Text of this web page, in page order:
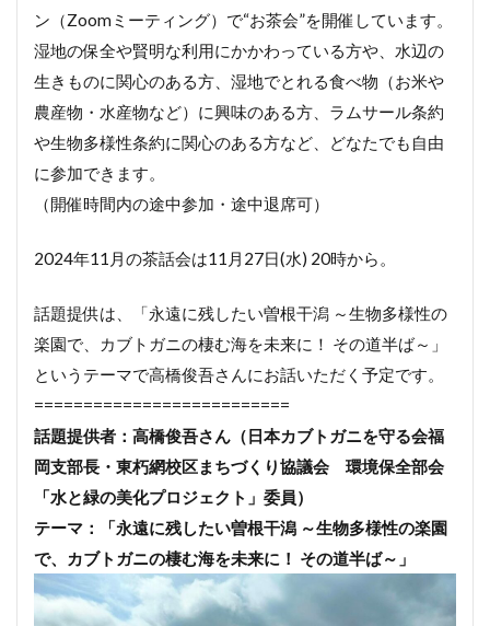
ン（Zoomミーティング）で“お茶会”を開催しています。
湿地の保全や賢明な利用にかかわっている方や、水辺の
生きものに関心のある方、湿地でとれる食べ物（お米や
農産物・水産物など）に興味のある方、ラムサール条約
や生物多様性条約に関心のある方など、どなたでも自由
に参加できます。
（開催時間内の途中参加・途中退席可）
2024年11月の茶話会は11月27日(水) 20時から。
話題提供は、「永遠に残したい曽根干潟 ～生物多様性の
楽園で、カブトガニの棲む海を未来に！ その道半ば～」
というテーマで高橋俊吾さんにお話いただく予定です。
==========================
話題提供者：高橋俊吾さん（日本カブトガニを守る会福
岡支部長・東朽網校区まちづくり協議会 環境保全部会
「水と緑の美化プロジェクト」委員）
テーマ：「永遠に残したい曽根干潟 ～生物多様性の楽園
で、カブトガニの棲む海を未来に！ その道半ば～」